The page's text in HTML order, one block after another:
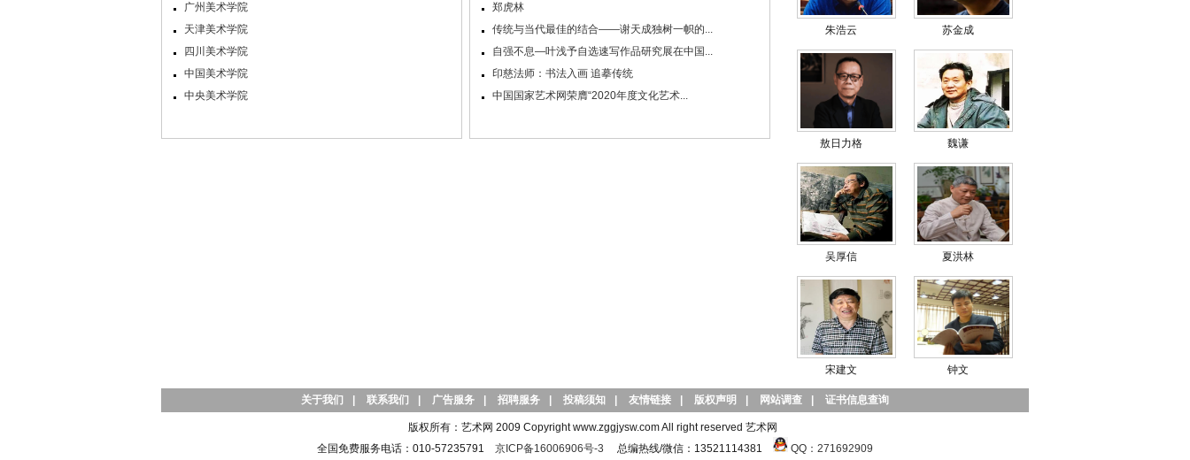
广州美术学院
天津美术学院
四川美术学院
中国美术学院
中央美术学院
郑虎林
传统与当代最佳的结合——谢天成独树一帜的...
自强不息—叶浅予自选速写作品研究展在中国...
印慈法师：书法入画 追摹传统
中国国家艺术网荣膺“2020年度文化艺术...
朱浩云 苏金成
敖日力格 魏谦
吴厚信 夏洪林
宋建文 钟文
关于我们 联系我们 广告服务 招聘服务 投稿须知 友情链接 版权声明 网站调查 证书信息查询
版权所有：艺术网 2009 Copyright www.zggjysw.com All right reserved 艺术网
全国免费服务电话：010-57235791 京ICP备16006906号-3 总编热线/微信：13521114381 QQ：271692909